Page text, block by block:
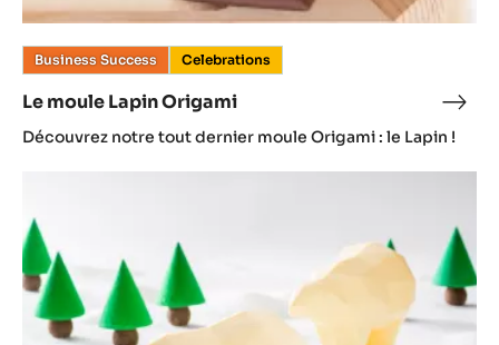
Business Success Celebrations
Le moule Lapin Origami
Le
Découvrez notre tout dernier moule Origami : le Lapin !
Ours
Origami